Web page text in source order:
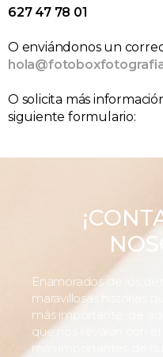
627 47 78 01
O enviándonos un
O solicita más
siguiente formulario:
Enamorados de los
maravillosas historias
más importante, de
que nos llevarán con
más importantes de